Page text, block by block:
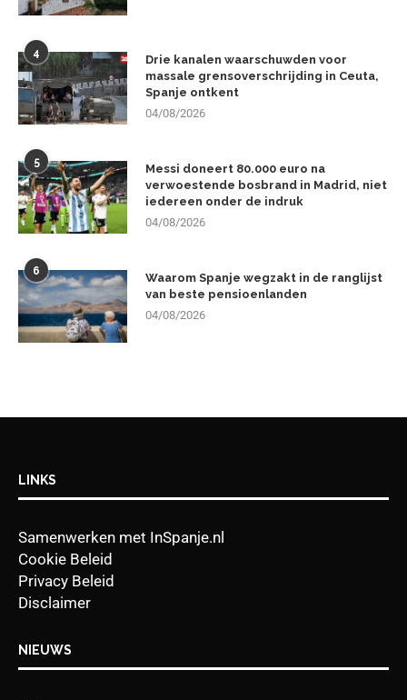
4
Drie kanalen waarschuwden voor
massale grensoverschrijding in Ceuta,
Spanje ontkent
04/08/2026
5
Messi doneert 80.000 euro na
verwoestende bosbrand in Madrid, niet
iedereen onder de indruk
04/08/2026
6
Waarom Spanje wegzakt in de ranglijst
van beste pensioenlanden
04/08/2026
LINKS
Samenwerken met InSpanje.nl
Cookie Beleid
Privacy Beleid
Disclaimer
NIEUWS